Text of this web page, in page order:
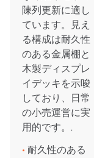
陳列更新に適し
ています。見え
る構成は耐久性
のある金属棚と
木製ディスプレ
イデッキを示唆
しており、日常
の小売運営に実
用的です。.
• 耐久性のある